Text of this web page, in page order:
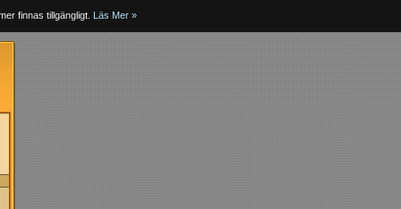
finnas tillgängligt. Läs Mer »